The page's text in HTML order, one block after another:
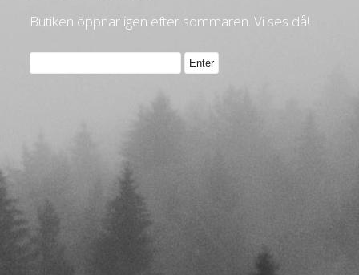
Butiken öppnar igen efter sommaren. Vi ses då!